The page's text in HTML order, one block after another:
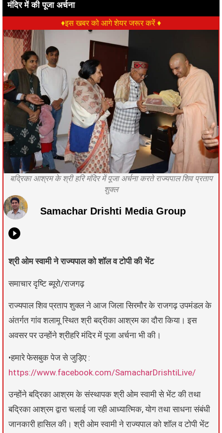
मंदिर में की पूजा अर्चना
♦इस खबर को आगे शेयर जरूर करें ♦
बद्रिका आश्रम के श्री हरि मंदिर में पूजा अर्चना करते राज्यपाल शिव प्रताप
शुक्ल
Samachar Drishti Media Group
श्री ओम स्वामी ने राज्यपाल को शॉल व टोपी की भेंट
समाचार दृष्टि ब्यूरो/राजगढ़
राज्यपाल शिव प्रताप शुक्ल ने आज जिला सिरमौर के राजगढ़ उपमंडल के
अंतर्गत गांव शलामू स्थित श्री बद्रीका आश्रम का दौरा किया। इस
अवसर पर उन्होंने श्रीहरि मंदिर में पूजा अर्चना भी की।
•हमारे फेसबुक पेज से जुड़िए :
https://www.facebook.com/SamacharDrishtiLive/
उन्होंने बद्रिका आश्रम के संस्थापक श्री ओम स्वामी से भेंट की तथा
बद्रिका आश्रम द्वारा चलाई जा रही आध्यात्मिक, योग तथा साधना संबंधी
जानकारी हासिल की। श्री ओम स्वामी ने राज्यपाल को शॉल व टोपी भेंट